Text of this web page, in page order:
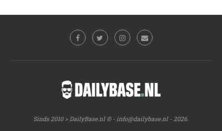
Sinds 2010 > DailyBase.nl © - info@dailybase.nl- 2026.